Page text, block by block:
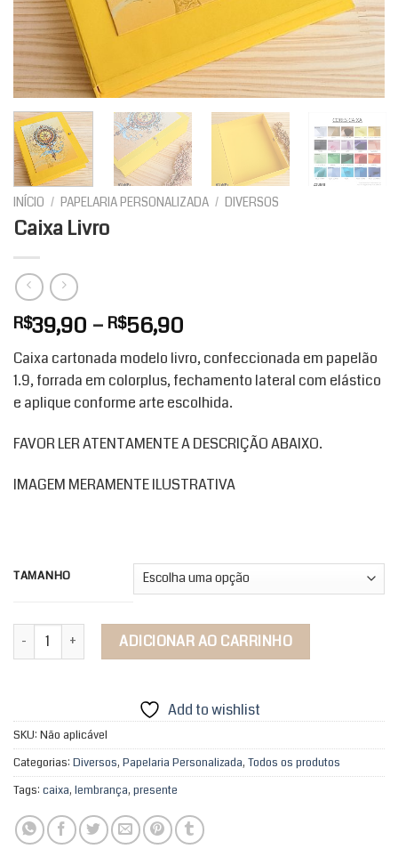
INÍCIO / PAPELARIA PERSONALIZADA / DIVERSOS
Caixa Livro
R$39,90 – R$56,90
preço:
R$39,90
através
R$56,90
Caixa cartonada modelo livro, confeccionada em papelão
1.9, forrada em colorplus, fechamento lateral com elástico
e aplique conforme arte escolhida.
FAVOR LER ATENTAMENTE A DESCRIÇÃO ABAIXO.
IMAGEM MERAMENTE ILUSTRATIVA
TAMANHO
Caixa Livro quantidadeADICIONAR AO CARRINHO
Add to wishlist
SKU: Não aplicável
Categorias: Diversos, Papelaria Personalizada, Todos os produtos
Tags: caixa, lembrança, presente